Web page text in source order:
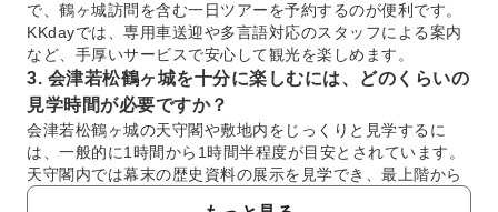
で、鶴ヶ城訪問を含む一日ツアーを予約するのが便利です。
KKdayでは、専用車送迎や多言語対応のスタッフによる案内
など、手厚いサービスで安心して観光を楽しめます。
3. 会津若松鶴ヶ城を十分に楽しむには、どのくらいの
見学時間が必要ですか？
会津若松鶴ヶ城の天守閣や敷地内をじっくりと見学するに
は、一般的に1時間から1時間半程度が目安とされています。
天守閣内では幕末の歴史資料の展示を見学でき、最上階から
は会津若松市街の景色を一望できます。周辺の庭園散策を含